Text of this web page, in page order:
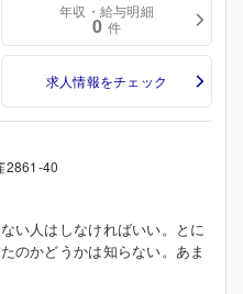
年収・給与明細
0 件
求人情報をチェック
2861-40
い人はしなければいい。とに
のかどうかは知らない。あま